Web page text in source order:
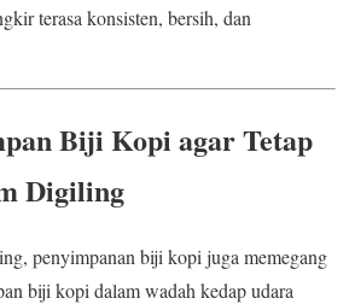
terasa konsisten, bersih, dan
Biji Kopi agar Tetap
Digiling
penyimpanan biji kopi juga memegang
biji kopi dalam wadah kedap udara